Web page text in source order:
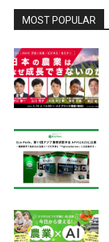
MOST POPULAR